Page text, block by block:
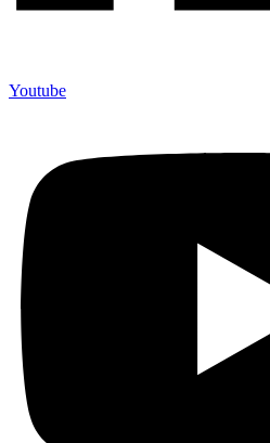
Youtube